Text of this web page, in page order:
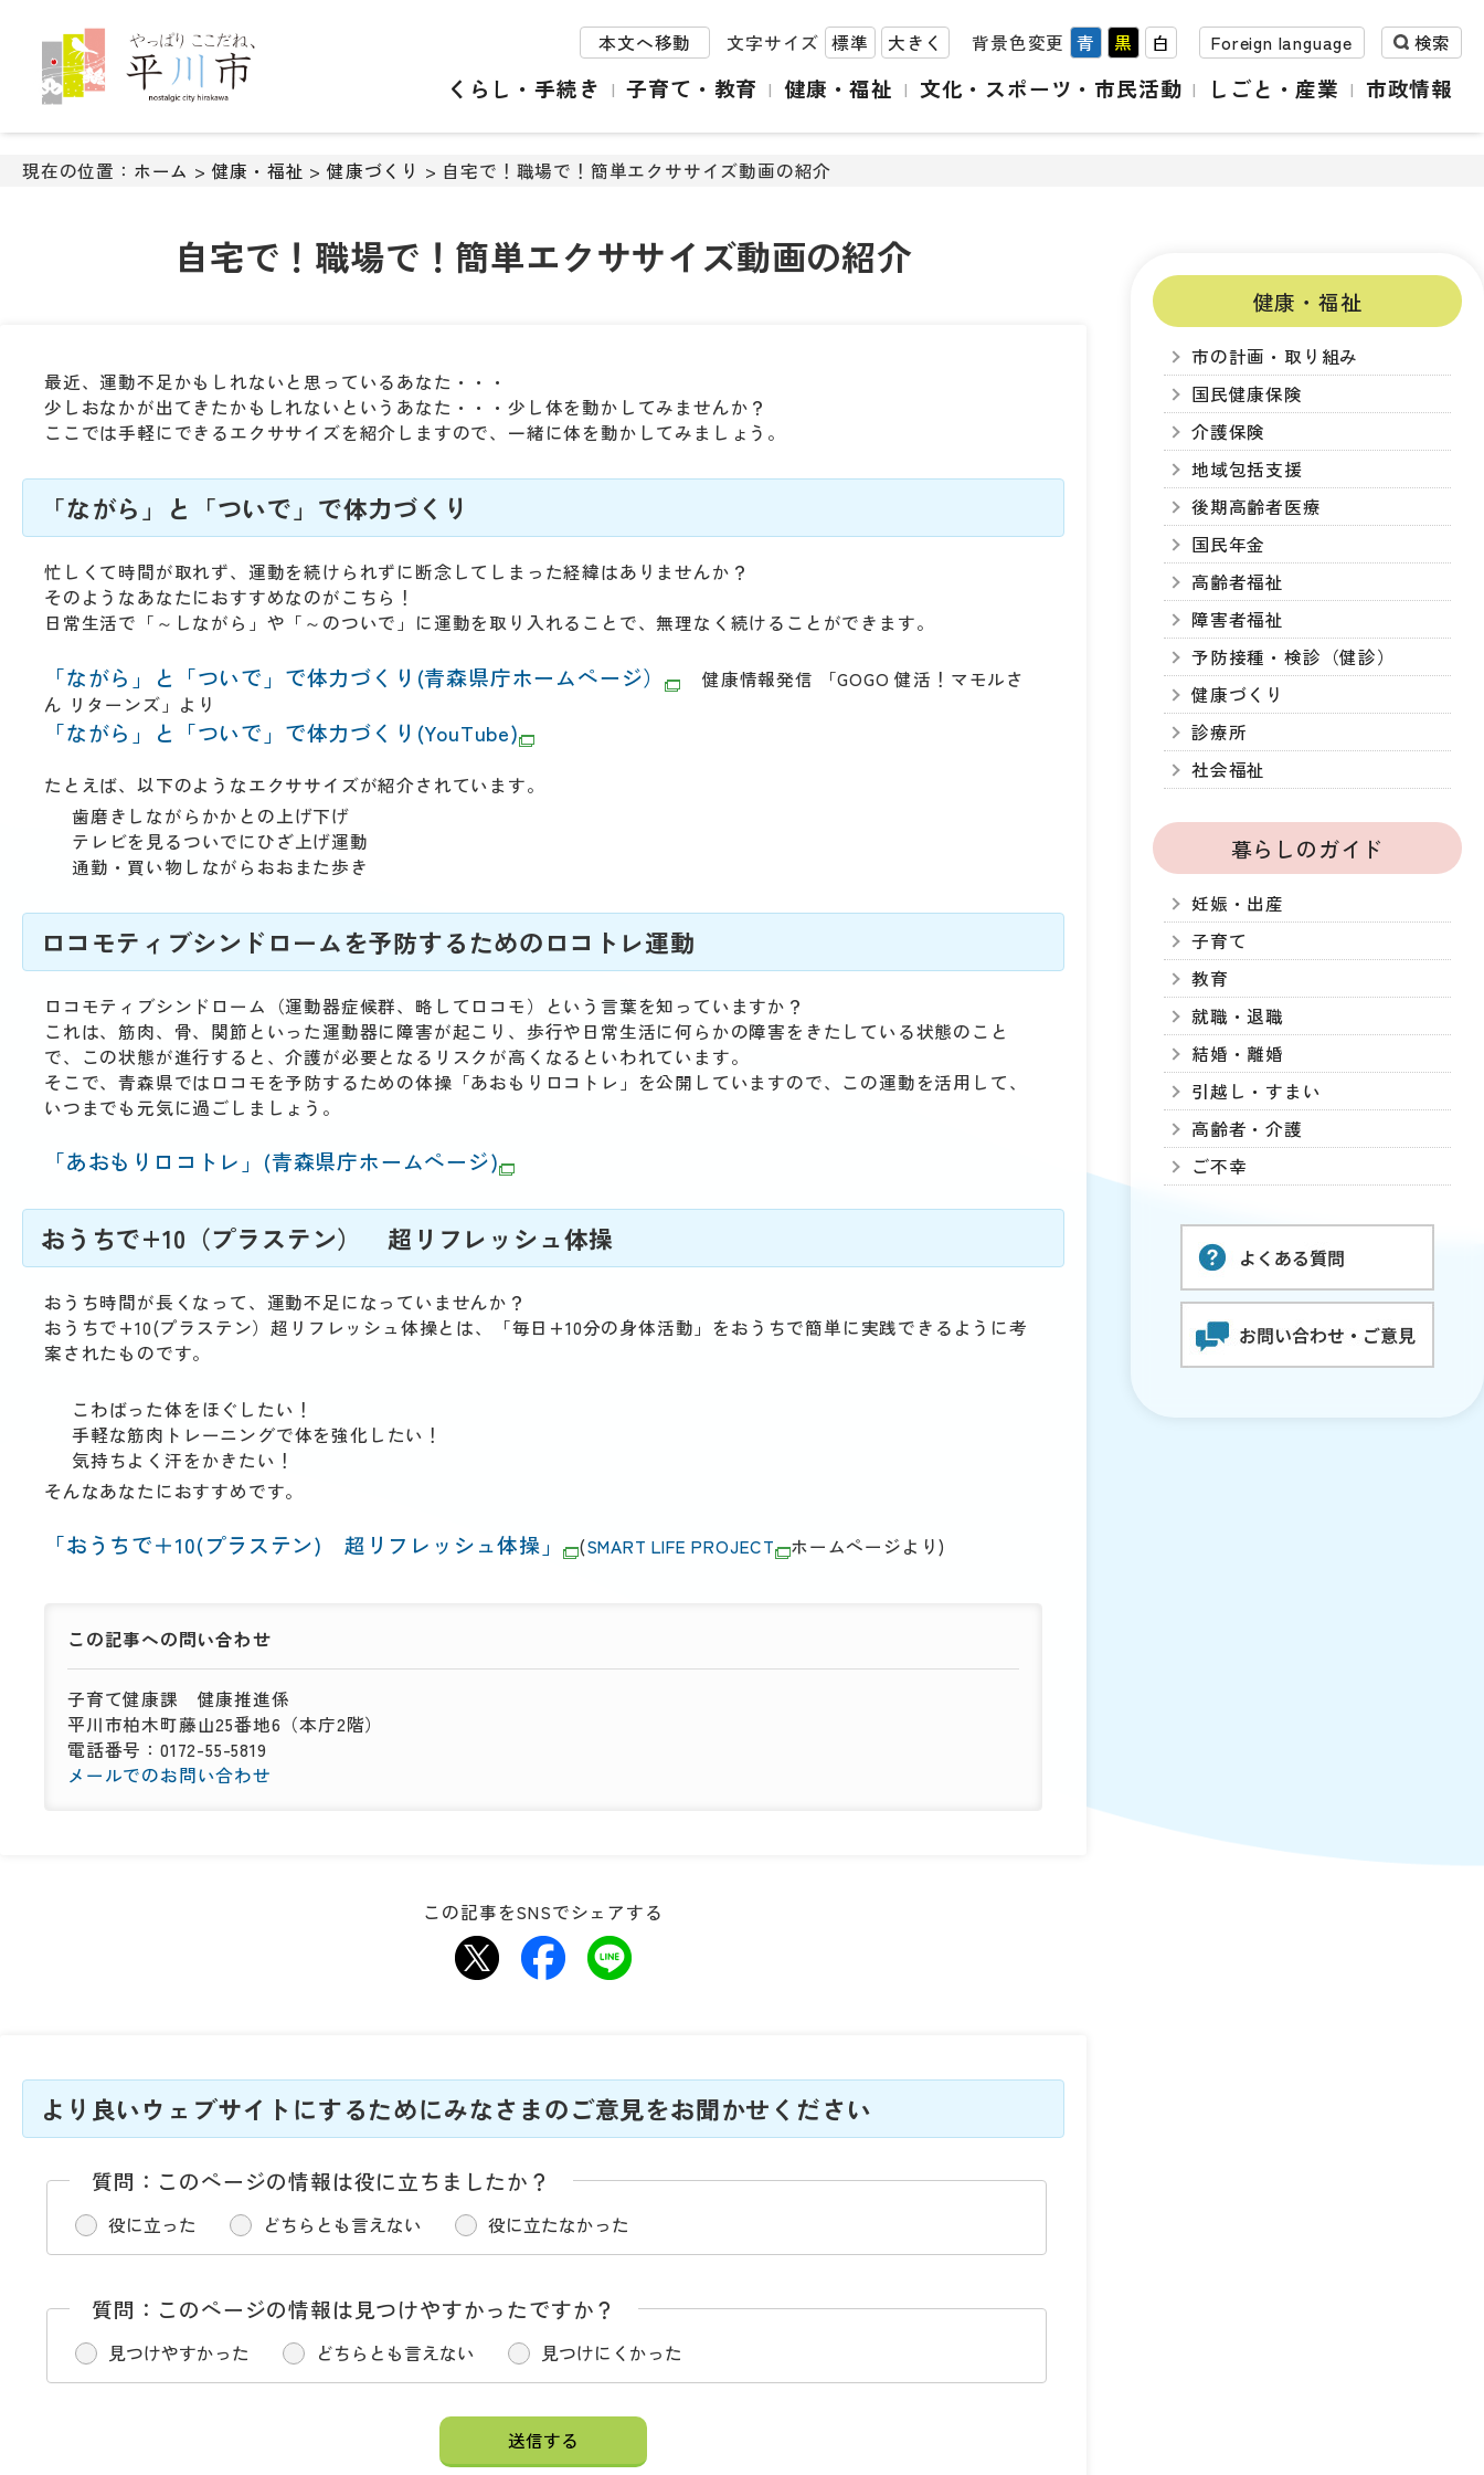
ョ
本文へ移動 文字サイズ 標準 大きく 背景色変更 青 黒 白 Foreign language 検索
くらし・手続き 子育て・教育 健康・福祉 文化・スポーツ・市民活動 しごと・産業 市政情報
現在の位置： ホーム > 健康・福祉 >健康づくり > 自宅で！職場で！簡単エクササイズ動画の紹介
自宅で！職場で！簡単エクササイズ動画の紹介
最近、運動不足かもしれないと思っているあなた・・・
少しおなかが出てきたかもしれないというあなた・・・少し体を動かしてみませんか？
ここでは手軽にできるエクササイズを紹介しますので、一緒に体を動かしてみましょう。
「ながら」と「ついで」で体力づくり
忙しくて時間が取れず、運動を続けられずに断念してしまった経緯はありませんか？
そのようなあなたにおすすめなのがこちら！
日常生活で「～しながら」や「～のついで」に運動を取り入れることで、無理なく続けることができます。
「ながら」と「ついで」で体力づくり(青森県庁ホームページ）
健康情報発信 「GOGO 健活！マモルさ
ん リターンズ」より
「ながら」と「ついで」で体力づくり(YouTube)
たとえば、以下のようなエクササイズが紹介されています。
歯磨きしながらかかとの上げ下げ
テレビを見るついでにひざ上げ運動
​通勤・買い物しながらおおまた歩き
ロコモティブシンドロームを予防するためのロコトレ運動
ロコモティブシンドローム（運動器症候群、略してロコモ）という言葉を知っていますか？
これは、筋肉、骨、関節といった運動器に障害が起こり、歩行や日常生活に何らかの障害をきたしている状態のこと
で、この状態が進行すると、介護が必要となるリスクが高くなるといわれています。
そこで、青森県ではロコモを予防するための体操「あおもりロコトレ」を公開していますので、この運動を活用して、
いつまでも元気に過ごしましょう。
「あおもりロコトレ」(青森県庁ホームページ)
おうちで+10（プラステン） 超リフレッシュ体操
おうち時間が長くなって、運動不足になっていませんか？
おうちで+10(プラステン）超リフレッシュ体操とは、「毎日+10分の身体活動」をおうちで簡単に実践できるように考
案されたものです。
こわばった体をほぐしたい！
手軽な筋肉トレーニングで体を強化したい！
気持ちよく汗をかきたい！
そんなあなたにおすすめです。
「おうちで＋10(プラステン) 超リフレッシュ体操」 (SMART LIFE PROJECT ホームページより)
この記事への問い合わせ
子育て健康課 健康推進係
平川市柏木町藤山25番地6（本庁2階）
電話番号：0172-55-5819
メールでのお問い合わせ
この記事をSNSでシェアする
より良いウェブサイトにするためにみなさまのご意見をお聞かせください
質問：このページの情報は役に立ちましたか？
役に立った どちらとも言えない 役に立たなかった
質問：このページの情報は見つけやすかったですか？
見つけやすかった どちらとも言えない 見つけにくかった
健康・福祉
市の計画・取り組み
国民健康保険
介護保険
地域包括支援
後期高齢者医療
国民年金
高齢者福祉
障害者福祉
予防接種・検診（健診）
健康づくり
診療所
社会福祉
暮らしのガイド
妊娠・出産
子育て
教育
就職・退職
結婚・離婚
引越し・すまい
高齢者・介護
ご不幸